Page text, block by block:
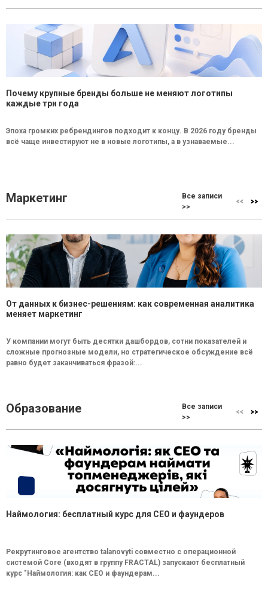
Почему крупные бренды больше не меняют логотипы
каждые три года
Эпоха громких ребрендингов подходит к концу. В 2026 году бренды
всё чаще инвестируют не в новые логотипы, а в узнаваемые...
Маркетинг
Все записи
>>
От данных к бизнес-решениям: как современная аналитика
меняет маркетинг
У компании могут быть десятки дашбордов, сотни показателей и
сложные прогнозные модели, но стратегическое обсуждение всё
равно будет заканчиваться фразой:...
Образование
Все записи
>>
Наймология: бесплатный курс для CEO и фаундеров
Рекрутинговое агентство talanovyti совместно с операционной
системой Core (входят в группу FRACTAL) запускают бесплатный
курс "Наймология: как СEO и фаундерам...